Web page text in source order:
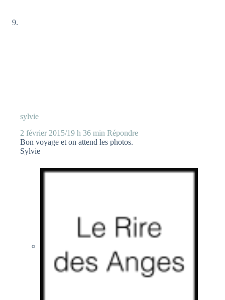
sylvie
2 février 2015/19 h 36 min Répondre
Bon voyage et on attend les photos.
Sylvie